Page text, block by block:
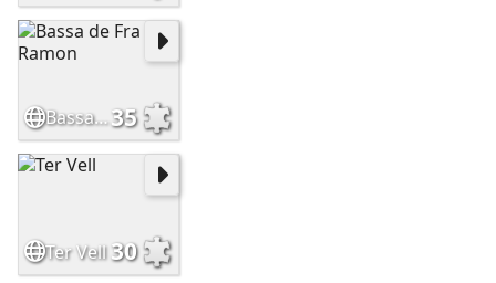
Bassa de Fra Ramon35
Ter Vell 30